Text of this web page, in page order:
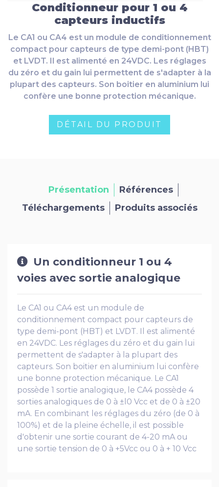
Conditionneur pour 1 ou 4
capteurs inductifs
Le CA1 ou CA4 est un module de conditionnement
compact pour capteurs de type demi-pont (HBT)
et LVDT. Il est alimenté en 24VDC. Les réglages
du zéro et du gain lui permettent de s'adapter à la
plupart des capteurs. Son boitier en aluminium lui
confère une bonne protection mécanique.
DÉTAIL DU PRODUIT
Présentation
Références
Téléchargements
Produits associés
Un conditionneur 1 ou 4
voies avec sortie analogique
Le CA1 ou CA4 est un module de
conditionnement compact pour capteurs de
type demi-pont (HBT) et LVDT. Il est alimenté
en 24VDC. Les réglages du zéro et du gain lui
permettent de s'adapter à la plupart des
capteurs. Son boitier en aluminium lui confère
une bonne protection mécanique. Le CA1
possède 1 sortie analogique, le CA4 possède 4
sorties analogiques de 0 à ±l0 Vcc et de 0 à ±20
mA. En combinant les réglages du zéro (de 0 à
100%) et de la pleine échelle, il est possible
d'obtenir une sortie courant de 4-20 mA ou
une sortie tension de 0 à +5Vcc ou 0 à + 10 Vcc